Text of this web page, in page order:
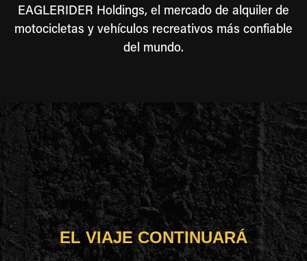
EAGLERIDER Holdings, el mercado de alquiler de
motocicletas y vehículos recreativos más confiable
del mundo.
EL VIAJE CONTINUARÁ